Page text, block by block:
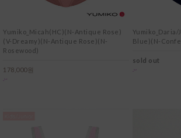
Yumiko_Micah(HC)(N-Antique Rose)
(V-Dreamy)(N-Antique Rose)(N-
Rosewood)
178,000원
Blue)(N-
sold out